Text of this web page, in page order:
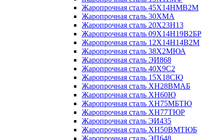
Жаропрочная сталь 45Х14НМВ2М
Жаропрочная сталь 30ХМА
Жаропрочная сталь 20Х23Н13
Жаропрочная сталь 09Х14Н19В2БР
Жаропрочная сталь 12Х14Н14В2М
Жаропрочная сталь 38Х2МЮА
Жаропрочная сталь ЭИ868
Жаропрочная сталь 40Х9С2
Жаропрочная сталь 15Х18СЮ
Жаропрочная сталь ХН28ВМАБ
Жаропрочная сталь ХН60Ю
Жаропрочная сталь ХН75МБТЮ
Жаропрочная сталь ХН77ТЮР
Жаропрочная сталь ЭИ435
Жаропрочная сталь ХН50ВМТЮБ
Жаропрочная сталь ЭП648